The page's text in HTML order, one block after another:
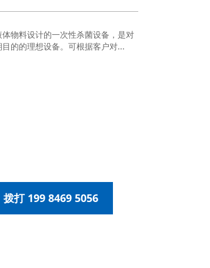
物料设计的一次性杀菌设备，是对
的的理想设备。可根据客户对...
拨打 199 8469 5056